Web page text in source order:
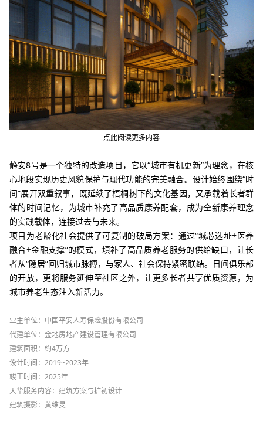
点此阅读更多内容
静安8号是一个独特的改造项目，它以“城市有机更新”为理念，在核
心地段实现历史风貌保护与现代功能的完美融合。设计始终围绕“时
间”展开双重叙事， 既延续了梧桐树下的文化基因，又承载着长者群
体的时间记忆， 为城市补充了高品质康养配套， 成为全新康养理念
的实践载体，连接过去与未来。
项目为老龄化社会提供了可复制的破局方案：通过“城芯选址+医养
融合+金融支撑”的模式，填补了高品质养老服务的供给缺口，让长
者从“隐居”回归城市脉搏，与家人、社会保持紧密联结。日间俱乐部
的开放，更将服务延伸至社区之外，让更多长者共享优质资源，为
城市养老生态注入新活力。
业主单位：中国平安人寿保险股份有限公司
代建单位： 金地房地产建设管理有限公司
建筑面积：约4万方
设计时间： 2019~2023年
竣工时间： 2025年
天华服务内容：建筑方案与扩初设计
建筑摄影：黄维旻